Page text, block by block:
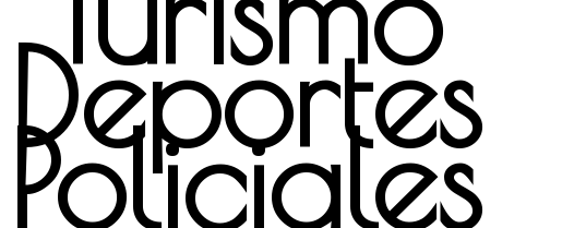
Deportes
Policiales